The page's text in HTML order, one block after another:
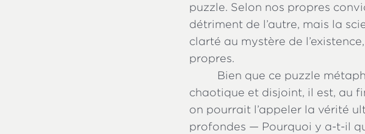
puzzle. Selon nos propres
détriment de l’autre, mais la
clarté au mystère de
propres.
Bien que ce puzzle
chaotique et disjoint, il est, au
on pourrait l’appeler la vérité
profondes — Pourquoi y a-t-il